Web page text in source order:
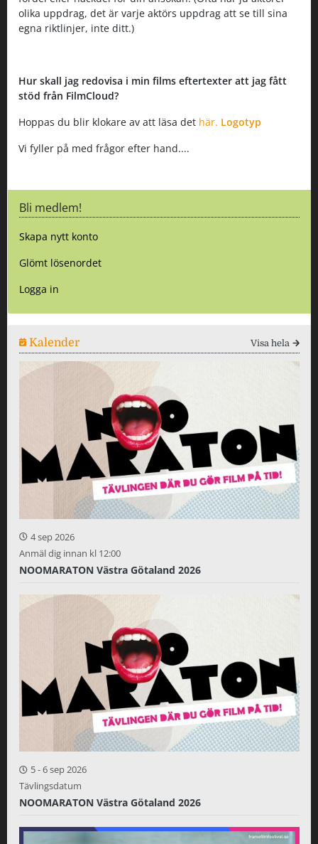
olika uppdrag, det är varje aktörs uppdrag att se till sina
egna riktlinjer, inte ditt.)
Hur skall jag redovisa i min films eftertexter att jag fått
stöd från FilmCloud?
Hoppas du blir klokare av att läsa det här. Logotyp
Vi fyller på med frågor efter hand....
Bli medlem!
Skapa nytt konto
Glömt lösenordet
Logga in
Kalender Visa hela
4 sep 2026
Anmäl dig innan kl 12:00
NOOMARATON Västra Götaland 2026
5-6 sep 2026
Tävlingsdatum
NOOMARATON Västra Götaland 2026